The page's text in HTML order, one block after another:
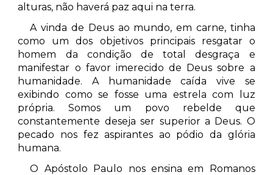
alturas, não haverá paz aqui na terra.
A vinda de Deus ao mundo, em carne, tinha
como um dos objetivos principais resgatar o
homem da condição de total desgraça e
manifestar o favor imerecido de Deus sobre a
humanidade. A humanidade caída vive se
exibindo como se fosse uma estrela com luz
própria. Somos um povo rebelde que
constantemente deseja ser superior a Deus. O
pecado nos fez aspirantes ao pódio da glória
humana.
O Apóstolo Paulo nos ensina em Romanos